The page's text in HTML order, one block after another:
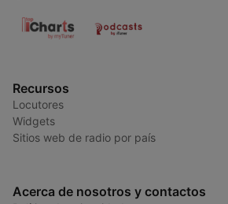
Recursos
Locutores
Widgets
Sitios web de radio por país
Acerca de nosotros y contactos